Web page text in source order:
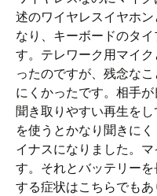
ー
ヤ
ー
述のワイヤレスイヤホ
なり、キーボードのタ
す。テレワーク用マイ
ったのですが、残念な
にくかったです。相手
聞き取りやすい再生を
を使うとかなり聞きに
イナスになりました。
す。それとバッテリー
する症状はこちらでもあ